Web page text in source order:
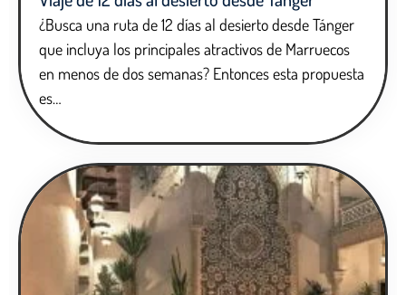
¿Busca una ruta de 12 días al desierto desde Tánger
que incluya los principales atractivos de Marruecos
en menos de dos semanas? Entonces esta propuesta
es…